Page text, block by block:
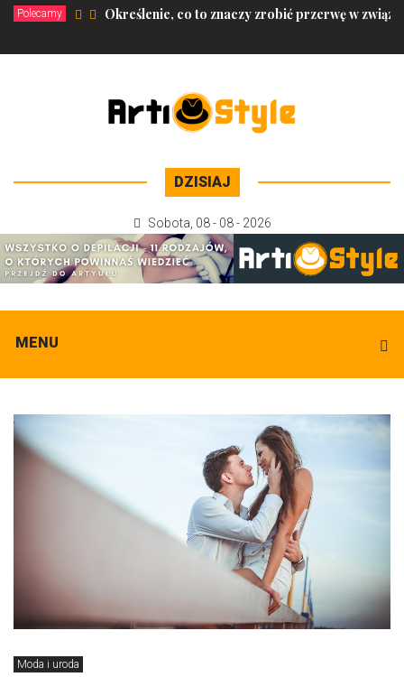
Polecamy Określenie, co to znaczy zrobić przerwę w
DZISIAJ
Sobota 08 - 08 - 2026
MENU
Moda i uroda